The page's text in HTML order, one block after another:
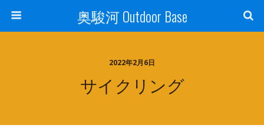
奥駿河 Outdoor Base
2022年2月6日
サイクリング